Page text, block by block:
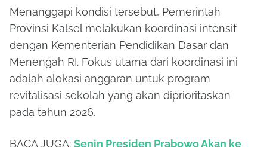
Menanggapi kondisi tersebut, Pemerintah
Provinsi Kalsel melakukan koordinasi intensif
dengan Kementerian Pendidikan Dasar dan
Menengah RI. Fokus utama dari koordinasi ini
adalah alokasi anggaran untuk program
revitalisasi sekolah yang akan diprioritaskan
pada tahun 2026.
BACA JUGA: Senin Presiden Prabowo Akan ke